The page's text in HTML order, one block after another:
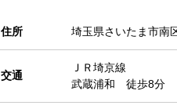
住所 埼玉県さいたま市南
交通
ＪＲ埼京線
武蔵浦和 徒歩8分